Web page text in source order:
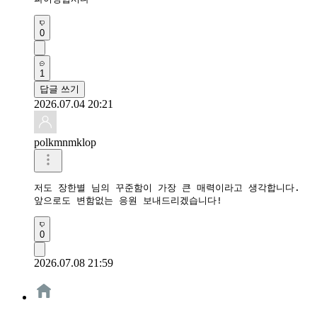
0
1
답글 쓰기
2026.07.04 20:21
polkmnmklop
저도 장한별 님의 꾸준함이 가장 큰 매력이라고 생각합니다.
앞으로도 변함없는 응원 보내드리겠습니다!
0
2026.07.08 21:59